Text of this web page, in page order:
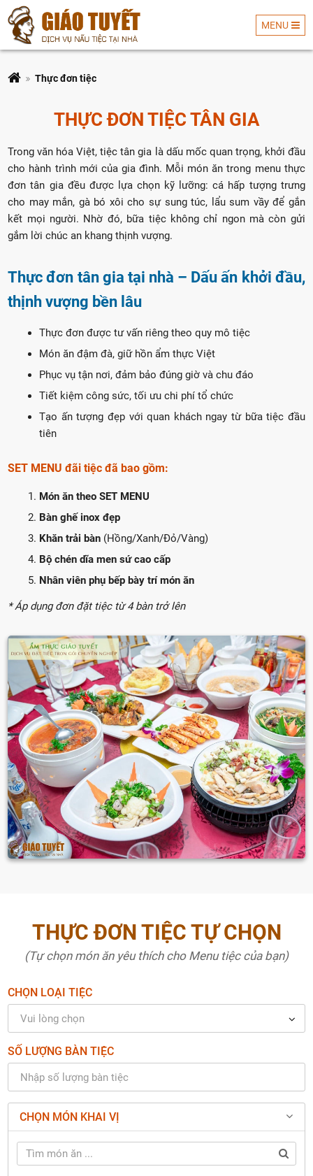
MENU
DỊCH VỤ
NẤU TIỆC
GIÁO
TUYẾT
Thực đơn tiệc
THỰC ĐƠN TIỆC TÂN GIA
Trong văn hóa Việt, tiệc tân gia là dấu mốc quan trọng, khởi đầu
cho hành trình mới của gia đình. Mỗi món ăn trong menu thực
đơn tân gia đều được lựa chọn kỹ lưỡng: cá hấp tượng trưng
cho may mắn, gà bó xôi cho sự sung túc, lẩu sum vầy để gắn
kết mọi người. Nhờ đó, bữa tiệc không chỉ ngon mà còn gửi
gắm lời chúc an khang thịnh vượng.
Thực đơn tân gia tại nhà – Dấu ấn khởi đầu,
thịnh vượng bền lâu
Thực đơn được tư vấn riêng theo quy mô tiệc
Món ăn đậm đà, giữ hồn ẩm thực Việt
Phục vụ tận nơi, đảm bảo đúng giờ và chu đáo
Tiết kiệm công sức, tối ưu chi phí tổ chức
Tạo ấn tượng đẹp với quan khách ngay từ bữa tiệc đầu
tiên
SET MENU đãi tiệc đã bao gồm:
Món ăn theo SET MENU
Bàn ghế inox đẹp
Khăn trải bàn (Hồng/Xanh/Đỏ/Vàng)
Bộ chén dĩa men sứ cao cấp
Nhân viên phụ bếp bày trí món ăn
* Áp dụng đơn đặt tiệc từ 4 bàn trở lên
MENU
A - KHAI VỊ
* Vui lòng chọn món
B - MÓN CHÍNH
THỰC ĐƠN TIỆC TỰ CHỌN
(Tự chọn món ăn yêu thích cho Menu tiệc của bạn)
CHỌN LOẠI TIỆC
Vui lòng chọn
SỐ LƯỢNG BÀN TIỆC
CHỌN MÓN KHAI VỊ